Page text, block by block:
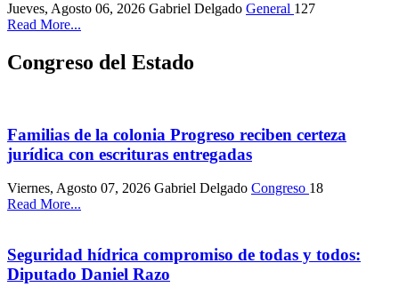
Jueves, Agosto 06, 2026 Gabriel Delgado General 127
Read More...
Congreso del Estado
Familias de la colonia Progreso reciben certeza
jurídica con escrituras entregadas
Viernes, Agosto 07, 2026 Gabriel Delgado Congreso 18
Read More...
Seguridad hídrica compromiso de todas y todos:
Diputado Daniel Razo